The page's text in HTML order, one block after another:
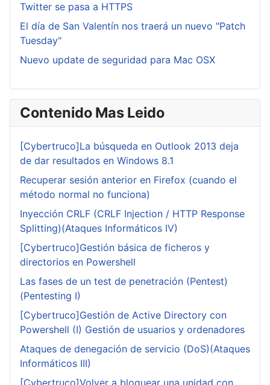
Twitter se pasa a HTTPS
El día de San Valentín nos traerá un nuevo "Patch
Tuesday"
Nuevo update de seguridad para Mac OSX
Contenido Mas Leido
[Cybertruco]La búsqueda en Outlook 2013 deja
de dar resultados en Windows 8.1
Recuperar sesión anterior en Firefox (cuando el
método normal no funciona)
Inyección CRLF (CRLF Injection / HTTP Response
Splitting)(Ataques Informáticos IV)
[Cybertruco]Gestión básica de ficheros y
directorios en Powershell
Las fases de un test de penetración (Pentest)
(Pentesting I)
[Cybertruco]Gestión de Active Directory con
Powershell (I) Gestión de usuarios y ordenadores
Ataques de denegación de servicio (DoS)(Ataques
Informáticos III)